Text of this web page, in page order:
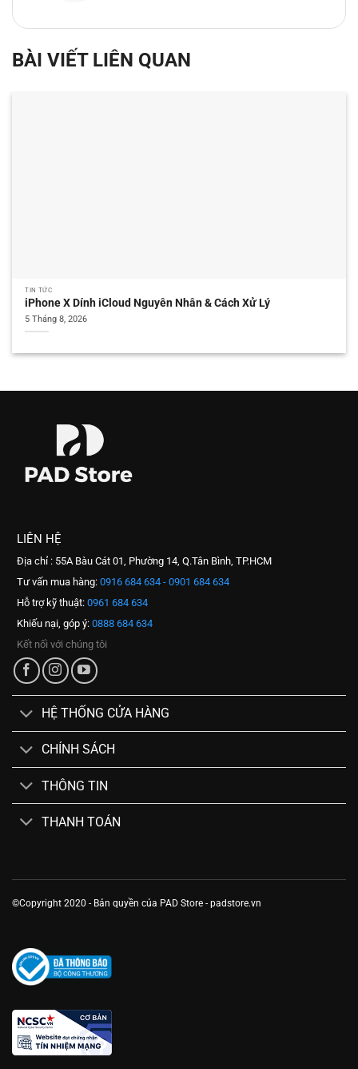
BÀI VIẾT LIÊN QUAN
TIN TỨC
iPhone X Dính iCloud Nguyên Nhân & Cách Xử Lý
5 Tháng 8, 2026
LIÊN HỆ
Địa chỉ : 55A Bàu Cát 01, Phường 14, Q.Tân Bình, TP.HCM
Tư vấn mua hàng: 0916 684 634 - 0901 684 634
Hỗ trợ kỹ thuật: 0961 684 634
Khiếu nại, góp ý: 0888 684 634
Kết nối với chúng tôi
HỆ THỐNG CỬA HÀNG
CHÍNH SÁCH
THÔNG TIN
THANH TOÁN
©Copyright 2020 - Bản quyền của PAD Store - padstore.vn